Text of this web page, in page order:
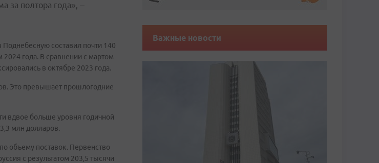
за полтора года», –
составил почти 140
года. В сравнении с мартом
в октябре 2023 года.
Это превышает прошлогодние
вдвое больше уровня годичной
млн долларов.
объему поставок. Первенство
с результатом 203,5 тысячи
Важные новости